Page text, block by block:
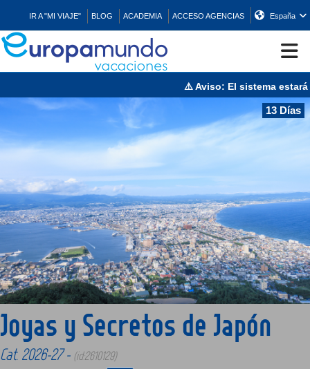
IR A "MI VIAJE" BLOG ACADEMIA ACCESO AGENCIAS España
EUROPA
ASIA
ORIENTE
PROMOCIONES
COMPRAR
⚠️ Aviso: El sistema estará en
13 Días
Joyas y Secretos de Japón
Cat. 2026-27 - (id:2610129)